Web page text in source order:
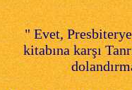
" Evet,
kitabına karşı